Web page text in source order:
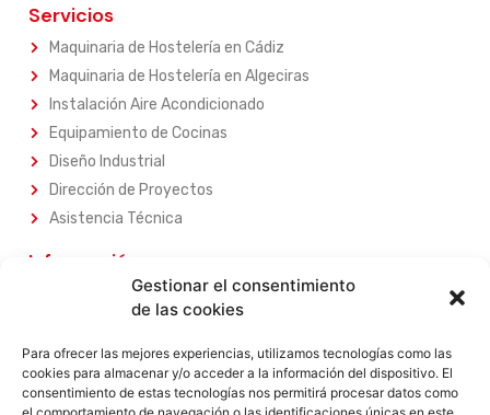
Gestionar el consentimiento
de las cookies
Para ofrecer las mejores experiencias, utilizamos tecnologías como las
cookies para almacenar y/o acceder a la información del dispositivo. El
consentimiento de estas tecnologías nos permitirá procesar datos como
Servicios
Maquinaria de Hostelería en Cádiz
Maquinaria de Hostelería en Algeciras
Instalación Aire Acondicionado
Equipamiento de Cocinas
Diseño Industrial
Dirección de Proyectos
Asistencia Técnica
Información
Sobre Nosotros
Nuestros Servicios
Nuestros Productos
Contacta con Nosotros